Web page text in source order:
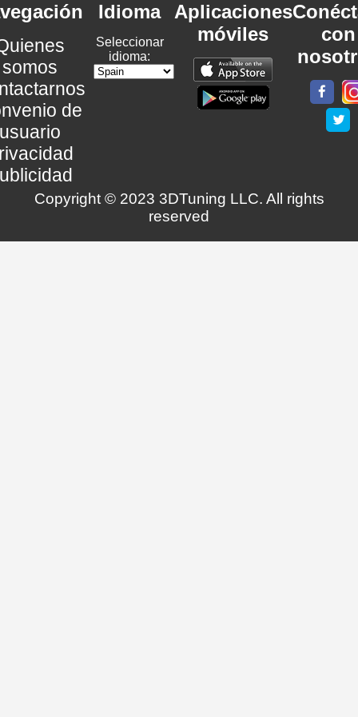
somos
de
Idioma
Seleccionar
idioma:
Aplicaciones
móviles
con
Copyright © 2023 3DTuning LLC. All rights
reserved